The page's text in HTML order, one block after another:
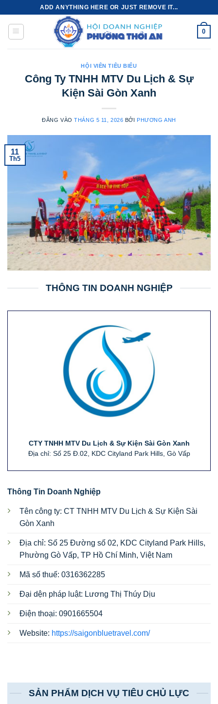
dung
ADD ANYTHING HERE OR JUST REMOVE IT...
0
HỘI VIÊN TIÊU BIỂU
Công Ty TNHH MTV Du Lịch & Sự
Kiện Sài Gòn Xanh
ĐĂNG VÀOTHÁNG 5 11, 2026 BỞI PHƯƠNG ANH
11
Th5
THÔNG TIN DOANH NGHIỆP
CTY TNHH MTV Du Lịch & Sự Kiện Sài Gòn Xanh
Địa chỉ: Số 25 Đ.02, KDC Cityland Park Hills, Gò Vấp
Thông Tin Doanh Nghiệp
Tên công ty: CT TNHH MTV Du Lịch & Sự Kiện Sài
Gòn Xanh
Địa chỉ: Số 25 Đường số 02, KDC Cityland Park Hills,
Phường Gò Vấp, TP Hồ Chí Minh, Việt Nam
Mã số thuế: 0316362285
Đại dện pháp luật: Lương Thị Thúy Dịu
Điện thoại: 0901665504
Website: https://saigonbluetravel.com/
SẢN PHẨM DỊCH VỤ TIÊU CHỦ LỰC